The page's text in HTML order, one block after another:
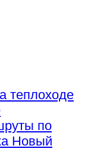
теплоходе
по
Новый